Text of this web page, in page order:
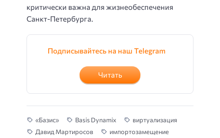
критически важна для жизнеобеспечения
Санкт-Петербурга.
Подписывайтесь на наш Telegram
Читать
«Базис» Basis Dynamix
виртуализация
Давид Мартиросов
импортозамещение